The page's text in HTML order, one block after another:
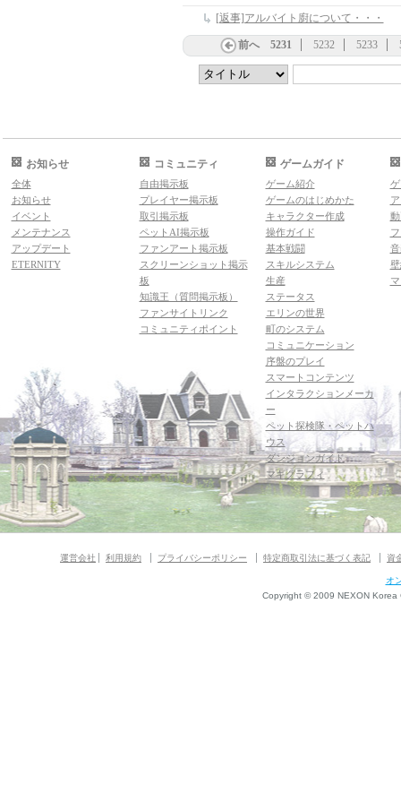
[返事]アルバイト廚について・・・
前へ 5231 5232 5233
お知らせ
全体
お知らせ
イベント
メンテナンス
アップデート
ETERNITY
コミュニティ
自由掲示板
プレイヤー掲示板
取引掲示板
ペットAI掲示板
ファンアート掲示板
スクリーンショット掲示
板
知識王（質問掲示板）
ファンサイトリンク
コミュニティポイント
ゲームガイド
ゲーム紹介
ゲームのはじめかた
キャラクター作成
操作ガイド
基本戦闘
スキルシステム
生産
ステータス
エリンの世界
町のシステム
コミュニケーション
序盤のプレイ
スマートコンテンツ
インタラクションメーカ
ー
ペット探検隊・ペットハ
ウス
ダンジョンガイド
マギグラフィ
運営会社 利用規約 プライバシーポリシー 特定商取引法に基づく表記 資
オ
Copyright © 2009 NEXON Korea